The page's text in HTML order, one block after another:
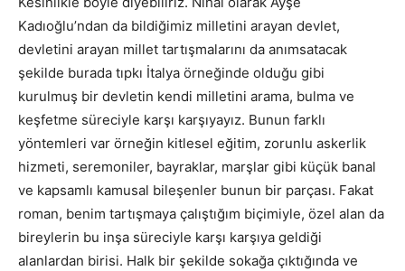
Kadıoğlu’ndan da bildiğimiz milletini arayan devlet,
devletini arayan millet tartışmalarını da anımsatacak
şekilde burada tıpkı İtalya örneğinde olduğu gibi
kurulmuş bir devletin kendi milletini arama, bulma ve
keşfetme süreciyle karşı karşıyayız. Bunun farklı
yöntemleri var örneğin kitlesel eğitim, zorunlu askerlik
hizmeti, seremoniler, bayraklar, marşlar gibi küçük banal
ve kapsamlı kamusal bileşenler bunun bir parçası. Fakat
roman, benim tartışmaya çalıştığım biçimiyle, özel alan da
bireylerin bu inşa süreciyle karşı karşıya geldiği
alanlardan birisi. Halk bir şekilde sokağa çıktığında ve